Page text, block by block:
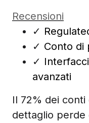
Recensioni
✓
✓ Conto di
✓
avanzati
Il 72% dei
dettaglio perde